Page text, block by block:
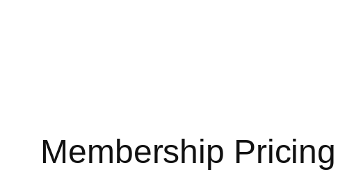
Membership Pricing